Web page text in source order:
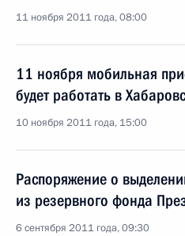
11 ноября 2011 года, 08:00
11 ноября мобильная
будет работать в
10 ноября 2011 года, 15:00
Распоряжение о
из резервного фонда
6 сентября 2011 года, 09:30